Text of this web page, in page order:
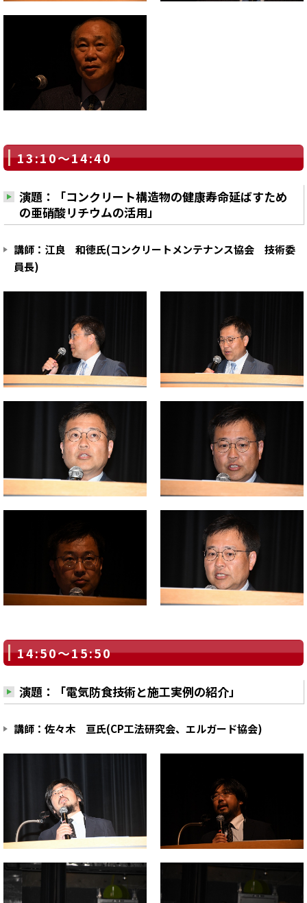
13:10～14:40
演題：「コンクリート構造物の健康寿命延ばすため
の亜硝酸リチウムの活用」
講師：江良 和徳氏(コンクリートメンテナンス協会 技術委
員長)
14:50～15:50
演題：「電気防食技術と施工実例の紹介」
講師：佐々木 亘氏(CP工法研究会、エルガード協会)